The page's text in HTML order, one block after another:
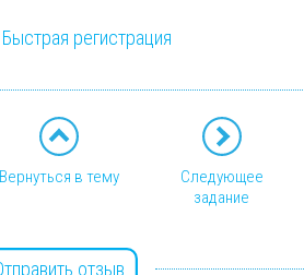
Быстрая регистрация
Вернуться в тему
Следующее
задание
отзыв